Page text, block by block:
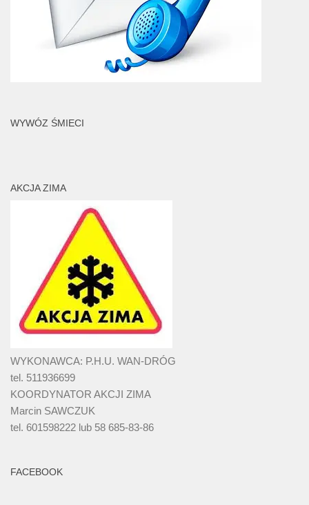
WYWÓZ ŚMIECI
AKCJA ZIMA
WYKONAWCA: P.H.U. WAN-DRÓG
tel. 511936699
KOORDYNATOR AKCJI ZIMA
Marcin SAWCZUK
tel. 601598222 lub 58 685-83-86
FACEBOOK